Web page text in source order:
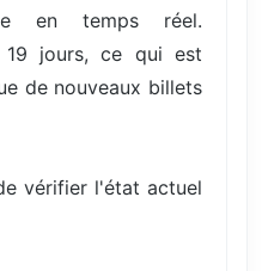
en temps réel.
19 jours, ce qui est
de nouveaux billets
vérifier l'état actuel